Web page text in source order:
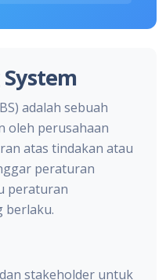
adalah sebuah
oleh perusahaan
atas tindakan atau
peraturan
peraturan
berlaku.
stakeholder untuk